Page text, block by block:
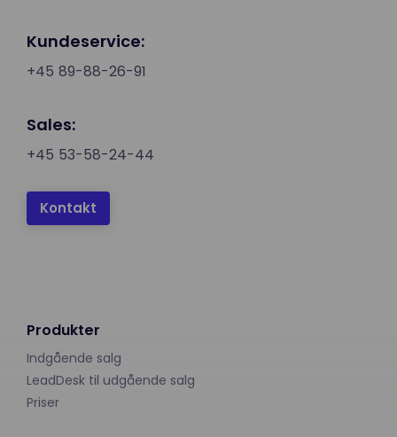
Kundeservice:
+45 89-88-26-91
Sales:
+45 53-58-24-44
Kontakt
Produkter
Indgående salg
LeadDesk til udgående salg
Priser